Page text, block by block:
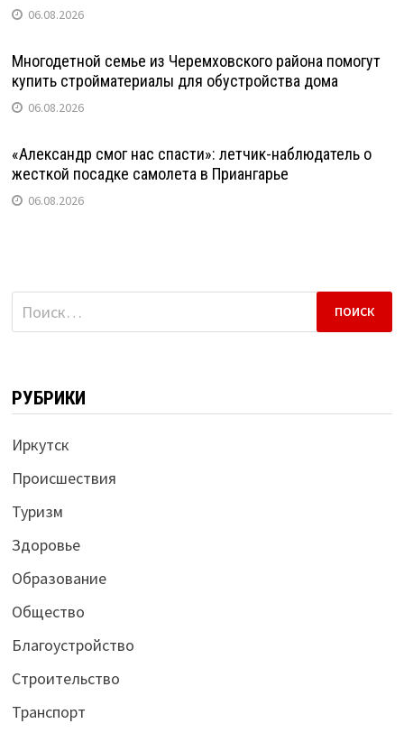
06.08.2026
Многодетной семье из Черемховского района помогут
купить стройматериалы для обустройства дома
06.08.2026
«Александр смог нас спасти»: летчик-наблюдатель о
жесткой посадке самолета в Приангарье
06.08.2026
Найти:
РУБРИКИ
Иркутск
Происшествия
Туризм
Здоровье
Образование
Общество
Благоустройство
Строительство
Транспорт